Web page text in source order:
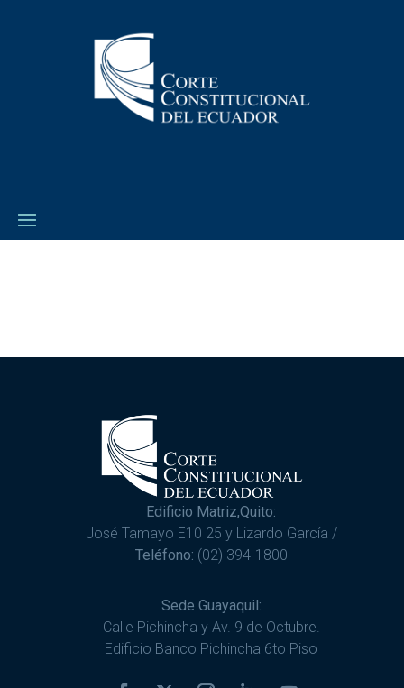
Edificio Matriz,Quito:
José Tamayo E10 25 y Lizardo García /
Teléfono: (02) 394-1800
Sede Guayaquil:
Calle Pichincha y Av. 9 de Octubre.
Edificio Banco Pichincha 6to Piso